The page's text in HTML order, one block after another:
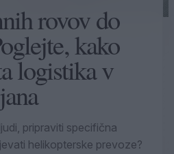
rovov do
kako
logistika v
pripraviti specifična
helikopterske prevoze?